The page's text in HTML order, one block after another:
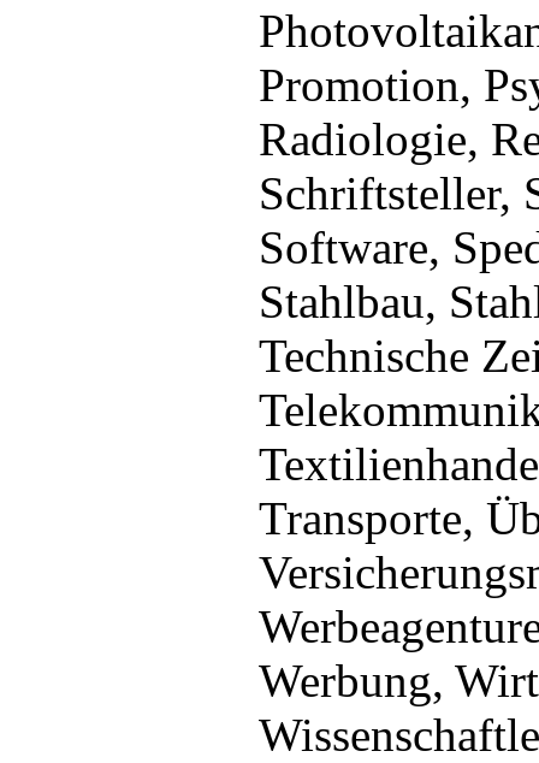
Promotion,
Radiologie,
Schriftsteller,
Software,
Stahlbau,
Technische
Transporte,
Werbung,